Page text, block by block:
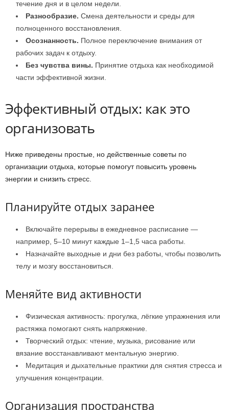
течение дня и в целом недели.
Разнообразие. Смена деятельности и среды для
полноценного восстановления.
Осознанность. Полное переключение внимания от
рабочих задач к отдыху.
Без чувства вины. Принятие отдыха как необходимой
части эффективной жизни.
Эффективный отдых: как это
организовать
Ниже приведены простые, но действенные советы по
организации отдыха, которые помогут повысить уровень
энергии и снизить стресс.
Планируйте отдых заранее
Включайте перерывы в ежедневное расписание —
например, 5–10 минут каждые 1–1,5 часа работы.
Назначайте выходные и дни без работы, чтобы позволить
телу и мозгу восстановиться.
Меняйте вид активности
Физическая активность: прогулка, лёгкие упражнения или
растяжка помогают снять напряжение.
Творческий отдых: чтение, музыка, рисование или
вязание восстанавливают ментальную энергию.
Медитация и дыхательные практики для снятия стресса и
улучшения концентрации.
Организация пространства